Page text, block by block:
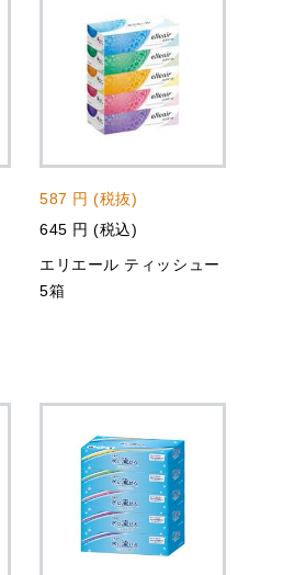
587 円 (税抜)
645 円 (税込)
エリエール ティッシュー
5箱